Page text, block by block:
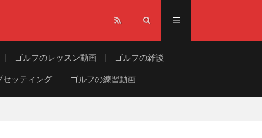
ゴルフのレッスン動画 ゴルフの雑談
セッティング ゴルフの練習動画